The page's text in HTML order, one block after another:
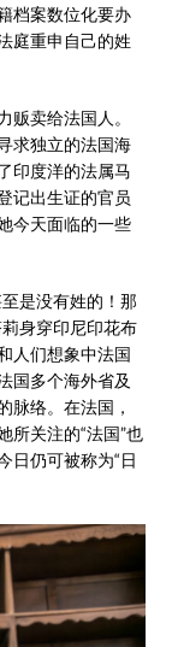
档案数位化要办
庭重申自己的姓
贩卖给法国人。
求独立的法国海
印度洋的法属马
记出生证的官员
今天面临的一些
是没有姓的！那
身穿印尼印花布
人们想象中法国
国多个海外省及
脉络。在法国，
所关注的“法国”也
日仍可被称为“日